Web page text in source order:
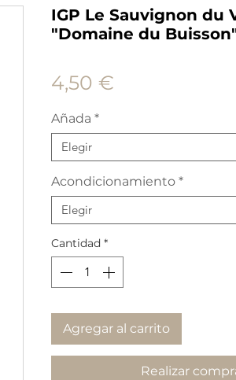
IGP Le Sauvignon du
"Domaine du
4,50 €
Añada *
Elegir
Acondicionamiento *
Elegir
Cantidad *
Agregar al carrito
Realizar